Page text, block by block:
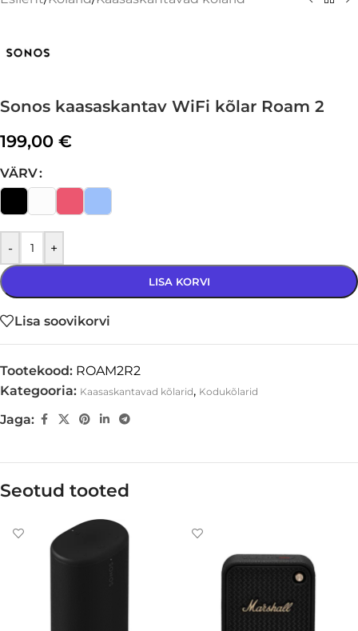
Sonos kaasaskantav WiFi kõlar Roam 2
199,00 €
VÄRV
- +
LISA KORVI
Lisa soovikorvi
Tootekood: ROAM2R2
Kategooria: Kaasaskantavad kõlarid, Kodukõlarid
Jaga:
Seotud tooted